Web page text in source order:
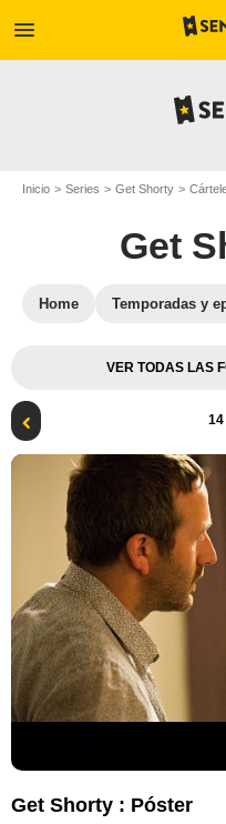
menu
Inicio Series Get Shorty
Get
Home Temporadas y
VER TODAS LAS
14
Get Shorty : Póster